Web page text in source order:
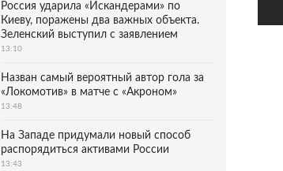
Россия ударила «Искандерами» по
Киеву, поражены два важных объекта.
Зеленский выступил с заявлением
13:10
Назван самый вероятный автор гола за
«Локомотив» в матче с «Акроном»
13:48
На Западе придумали новый способ
распорядиться активами России
13:43